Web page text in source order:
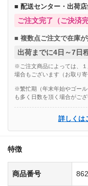
■ 配送センター・出荷
ご注文完了（ご決済
■ 複数点ご注文で在庫
出荷までに4日～7日
※ご注文商品によっては、１
場合もございます（お取り寄
※繁忙期（年末年始やゴー
も多く日数を頂く場合がござ
詳しくは
特徴
商品番号